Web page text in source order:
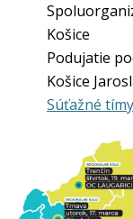
Košice
Podujatie
Košice
Súťažné tímy